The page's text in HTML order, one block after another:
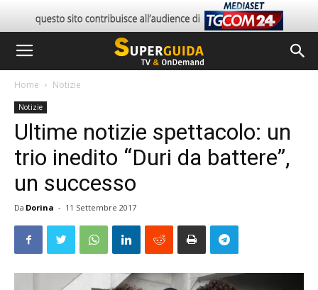
Home Notizie
Notizie
Ultime notizie spettacolo: un
trio inedito “Duri da battere”,
un successo
Da Dorina - 11 Settembre 2017